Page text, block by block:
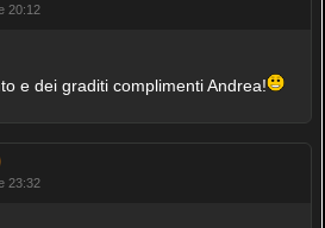
20:12
e dei graditi complimenti Andrea!
23:32